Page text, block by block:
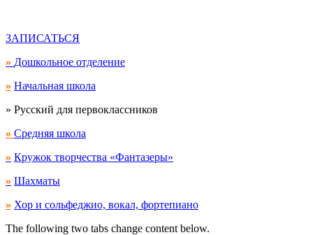
ЗАПИСАТЬСЯ
» Дошкольное отделение
» Начальная школа
» Русский для первоклассников
» Средняя школа
» Кружок творчества «Фантазеры»
» Шахматы
» Хор и сольфеджио, вокал, фортепиано
The following two tabs change content below.